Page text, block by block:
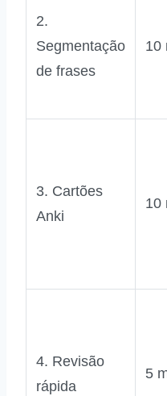
2.
Segmentação
de frases
10
3. Cartões
Anki
10
4. Revisão
rápida
5